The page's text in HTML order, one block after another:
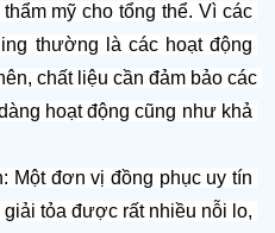
mỹ cho tổng thể. Vì các
thường là các hoạt động
chất liệu cần đảm bảo các
hoạt động cũng như khả
Một đơn vị đồng phục uy tín
tỏa được rất nhiều nỗi lo,